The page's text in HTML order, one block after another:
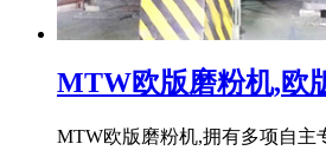
MTW欧版磨粉机,欧
MTW欧版磨粉机,拥有多项自主